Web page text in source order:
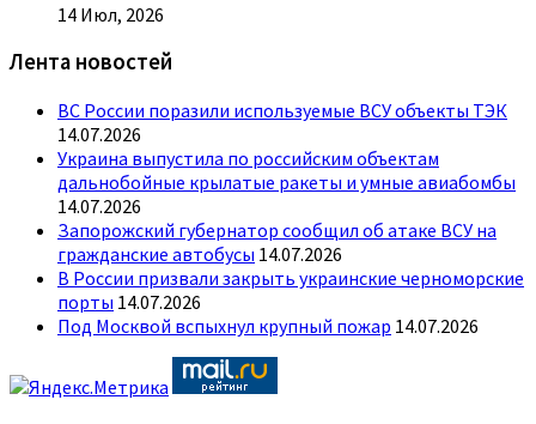
14 Июл, 2026
Лента новостей
ВС России поразили используемые ВСУ объекты ТЭК
14.07.2026
Украина выпустила по российским объектам
дальнобойные крылатые ракеты и умные авиабомбы
14.07.2026
Запорожский губернатор сообщил об атаке ВСУ на
гражданские автобусы 14.07.2026
В России призвали закрыть украинские черноморские
порты 14.07.2026
Под Москвой вспыхнул крупный пожар 14.07.2026